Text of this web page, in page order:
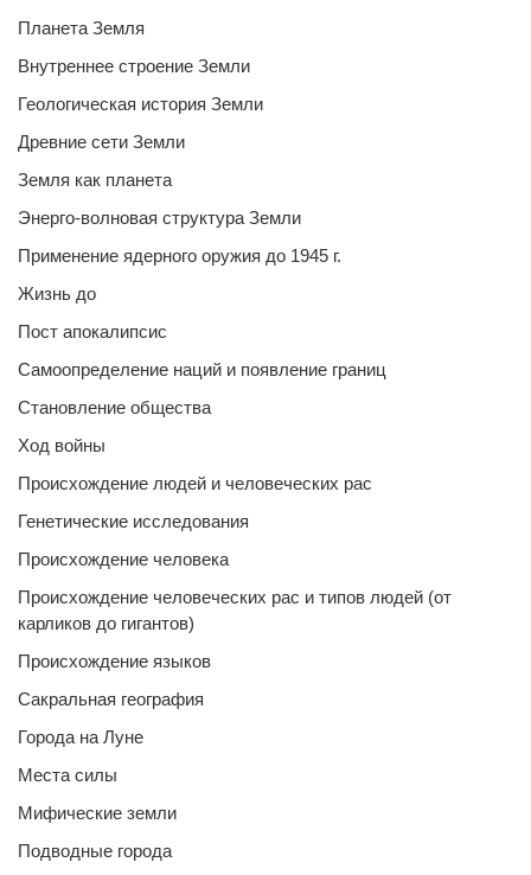
Планета Земля
Внутреннее строение Земли
Геологическая история Земли
Древние сети Земли
Земля как планета
Энерго-волновая структура Земли
Применение ядерного оружия до 1945 г.
Жизнь до
Пост апокалипсис
Самоопределение наций и появление границ
Становление общества
Ход войны
Происхождение людей и человеческих рас
Генетические исследования
Происхождение человека
Происхождение человеческих рас и типов людей (от
карликов до гигантов)
Происхождение языков
Сакральная география
Города на Луне
Места силы
Мифические земли
Подводные города